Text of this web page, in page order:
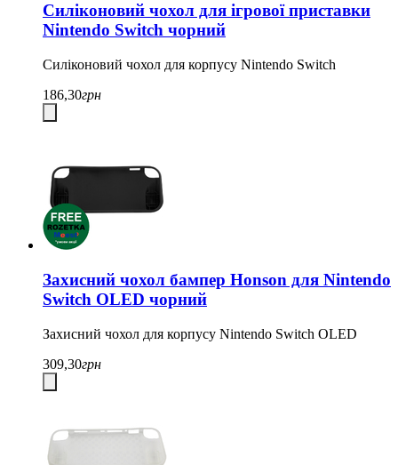
Силіконовий чохол для ігрової приставки
Nintendo Switch чорний
Силіконовий чохол для корпусу Nintendo Switch
186,30грн
Захисний чохол бампер Honson для Nintendo
Switch OLED чорний
Захисний чохол для корпусу Nintendo Switch OLED
309,30грн